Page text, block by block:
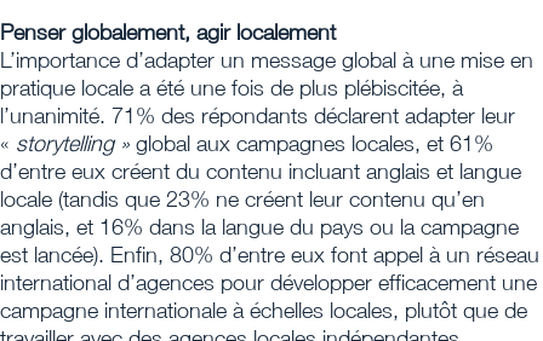
Penser globalement, agir localement
L’importance d’adapter un message global à une mise en
pratique locale a été une fois de plus plébiscitée, à
l’unanimité. 71% des répondants déclarent adapter leur
« storytelling » global aux campagnes locales, et 61%
d’entre eux créent du contenu incluant anglais et langue
locale (tandis que 23% ne créent leur contenu qu’en
anglais, et 16% dans la langue du pays ou la campagne
est lancée). Enfin, 80% d’entre eux font appel à un réseau
international d’agences pour développer efficacement une
campagne internationale à échelles locales, plutôt que de